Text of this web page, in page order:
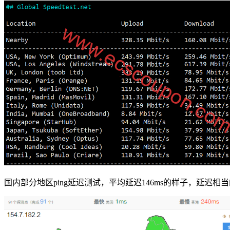
国内部分地区ping延迟测试，平均延迟146ms的样子，延迟相